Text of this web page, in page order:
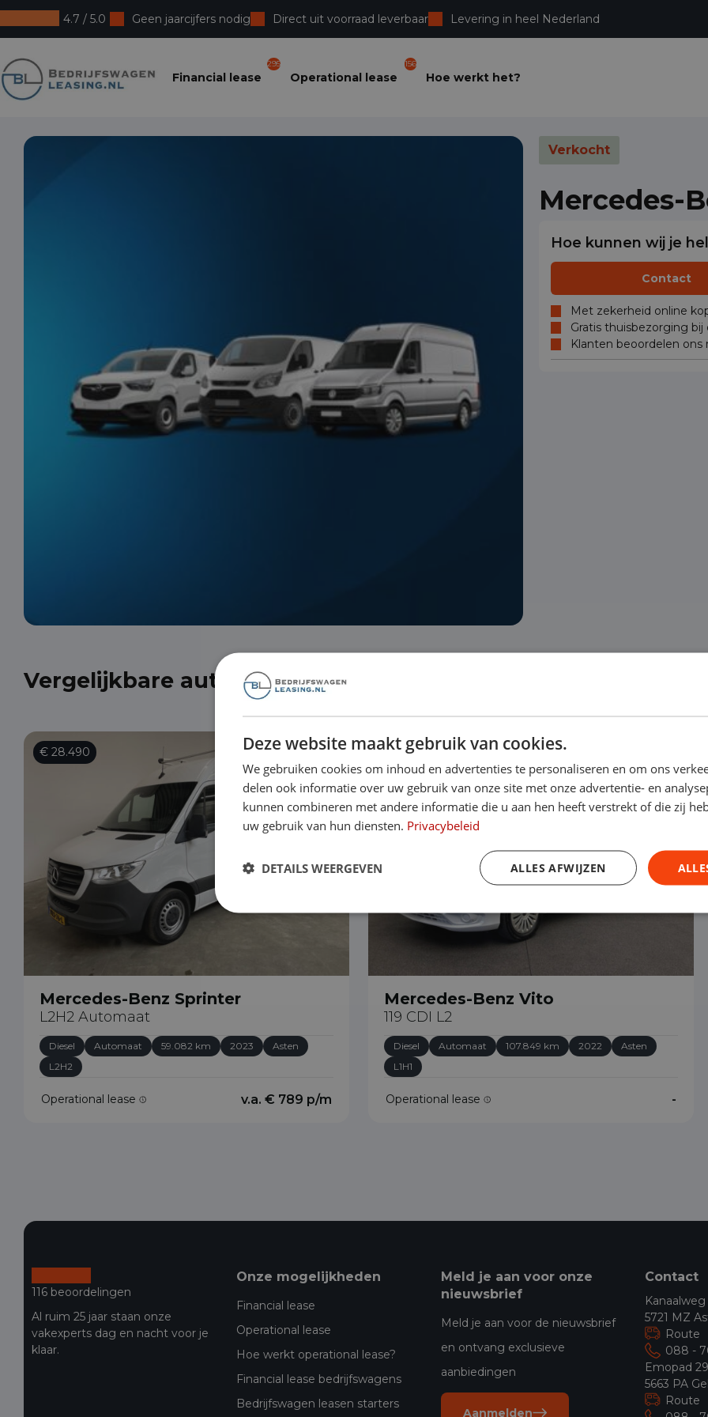
4.7 / 5.0 Geen jaarcijfers nodig Direct uit voorraad leverbaar Levering in heel Nederland
Bedrijfswagenleasing
Financial lease
295
Operational lease
156
Hoe werkt het?
Verkocht
Mercedes-
Hoe kunnen wij je
Contact
Met zekerheid online
Gratis thuisbezorging bij
Klanten beoordelen
Vergelijkbare auto's uit onze voorraad
€ 28.490
Mercedes-Benz Sprinter
L2H2 Automaat
Diesel Automaat 59.082 km 2023
Asten
L2H2
Operational lease v.a. € 789 p/m
€ 28.890
Mercedes-Benz Vito
119 CDI L2
Diesel Automaat 107.849 km 2022
Asten
L1H1
Operational lease -
116 beoordelingen
Al ruim 25 jaar staan onze
vakexperts dag en nacht voor je
klaar.
Onze mogelijkheden
Financial lease
Operational lease
Hoe werkt operational lease?
Financial lease bedrijfswagens
Bedrijfswagen leasen starters
Meld je aan voor onze
nieuwsbrief
Meld je aan voor de nieuwsbrief
en ontvang exclusieve
aanbiedingen
Aanmelden
Contact
5721 MZ
Route
088 -
Emopad
5663 PA
Route
Deze website maakt gebruik van cookies.
We gebruiken cookies om inhoud en advertenties te personaliseren en om ons
delen ook informatie over uw gebruik van onze site met onze advertentie- en
kunnen combineren met andere informatie die u aan hen heeft verstrekt of die zij
uw gebruik van hun diensten. Privacybeleid
ALLES AFWIJZEN
DETAILS WEERGEVEN